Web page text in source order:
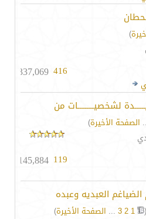
)
416
337,069
لشخصيـــــــــات من
الصفحة الأخيرة)
119
145,884
العبديه وعبده
(
1
2
3
... الصفحة الأخيرة)